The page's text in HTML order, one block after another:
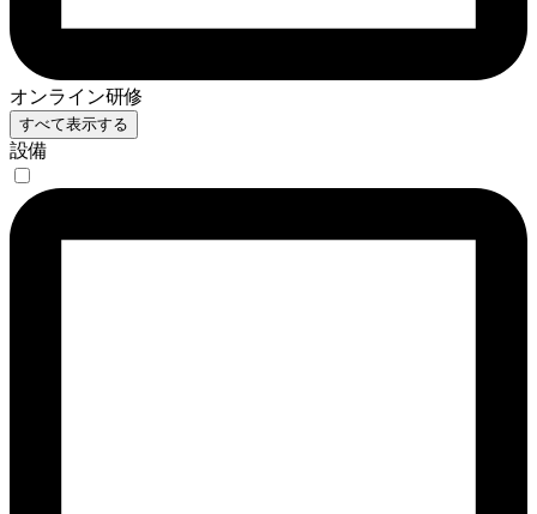
オンライン研修
すべて表示する
設備